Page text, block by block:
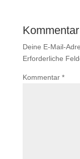
Deine E-Mail-
Erforderliche
Kommentar *